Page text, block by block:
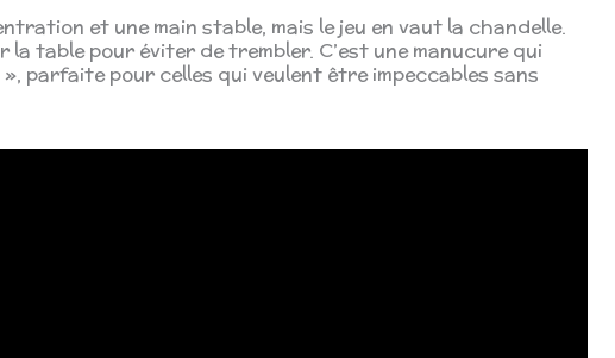
et une main stable, mais le jeu en vaut la chandelle.
table pour éviter de trembler. C’est une manucure qui
parfaite pour celles qui veulent être impeccables sans